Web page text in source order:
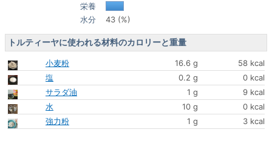
栄養
水分
43 (%)
トルティーヤに使われる材料のカロリーと重量
小麦粉 16.6 g
58 kcal
塩
0.2 g
0 kcal
サラダ油
1 g
9 kcal
水
10 g
0 kcal
強力粉
1 g 3 kcal